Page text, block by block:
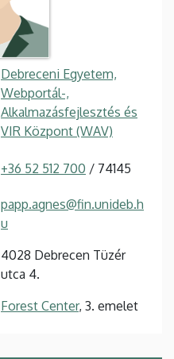
Debreceni Egyetem,
Webportál-,
Alkalmazásfejlesztés és
VIR Központ (WAV)
+36 52 512 700 / 74145
papp.agnes@fin.unideb.h
u
4028 Debrecen Tüzér
utca 4.
Forest Center, 3. emelet